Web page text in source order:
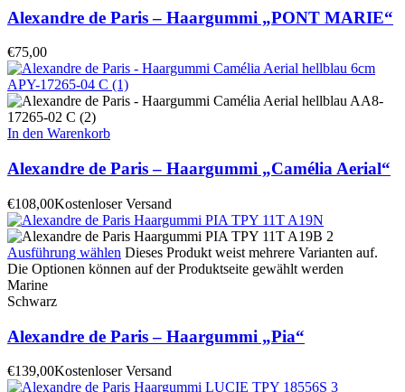
Alexandre de Paris – Haargummi „PONT MARIE“
€75,00
In den Warenkorb
Alexandre de Paris – Haargummi „Camélia Aerial“
€108,00Kostenloser Versand
Ausführung wählen Dieses Produkt weist mehrere Varianten auf.
Die Optionen können auf der Produktseite gewählt werden
Marine
Schwarz
Alexandre de Paris – Haargummi „Pia“
€139,00Kostenloser Versand